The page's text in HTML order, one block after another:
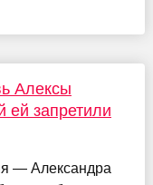
Алексы
ей запретили
— Александра